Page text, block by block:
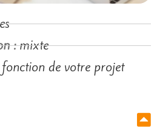
:mixte
de votre projet